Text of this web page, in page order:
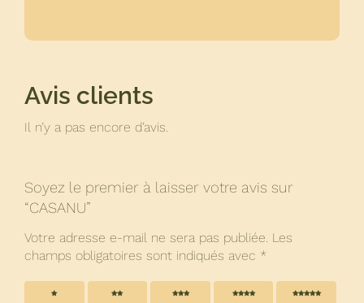
Avis clients
Il n’y a pas encore d’avis.
Soyez le premier à laisser votre avis sur
“CASANU”
Votre adresse e-mail ne sera pas publiée. Les
champs obligatoires sont indiqués avec *
1 étoile
2 étoiles
3 étoiles
4 étoiles
5 étoiles